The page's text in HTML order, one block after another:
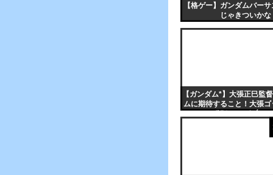
【格ゲー】ガンダムバー
じゃきついかな
【ガンダム*】大張正巳監
ムに期待すること！大張
が観たいです(´・